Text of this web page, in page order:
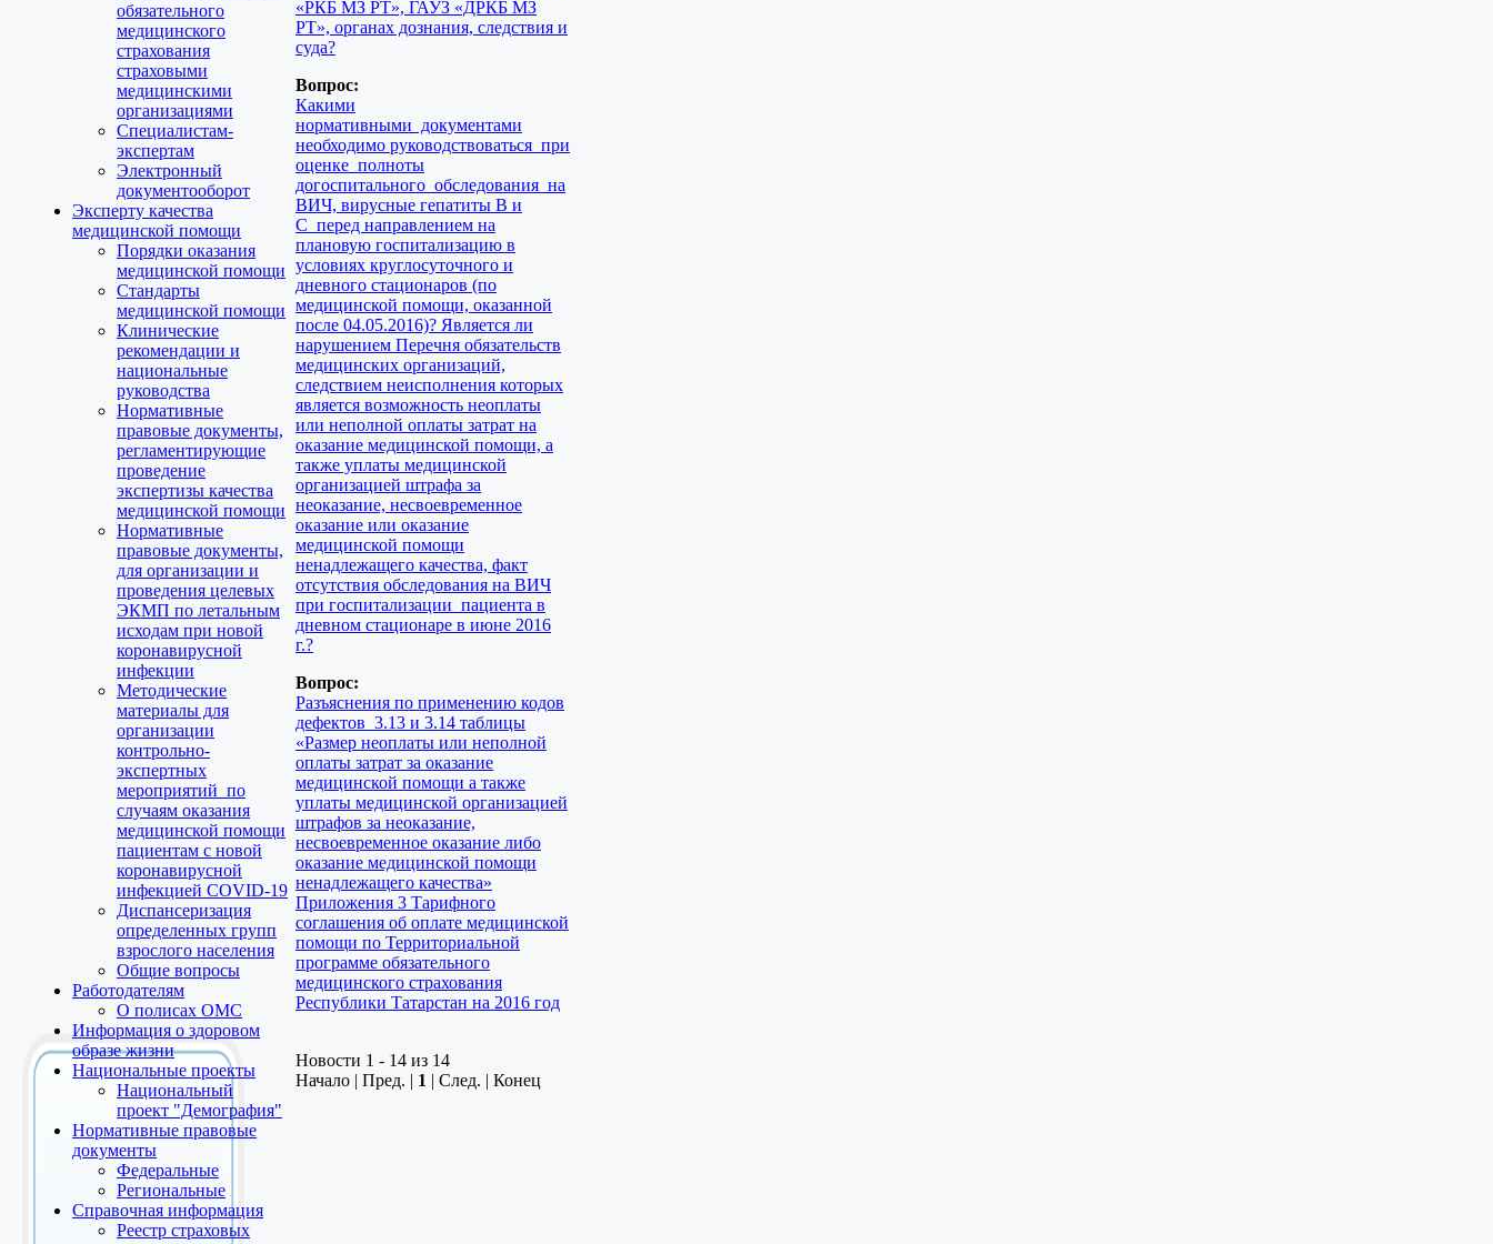
обязательного
медицинского
страхования
страховыми
медицинскими
организациями
Специалистам-
экспертам
Электронный
документооборот
Эксперту качества
медицинской помощи
Порядки оказания
медицинской помощи
Стандарты
медицинской помощи
Клинические
рекомендации и
национальные
руководства
Нормативные
правовые документы,
регламентирующие
проведение
экспертизы качества
медицинской помощи
Нормативные
правовые документы,
для организации и
проведения целевых
ЭКМП по летальным
исходам при новой
коронавирусной
инфекции
Методические
материалы для
организации
контрольно-
экспертных
мероприятий по
случаям оказания
медицинской помощи
пациентам с новой
коронавирусной
инфекцией COVID-19
Диспансеризация
определенных групп
взрослого населения
Общие вопросы
Работодателям
О полисах ОМС
Информация о здоровом
образе жизни
Национальные проекты
Национальный
проект "Демография"
Нормативные правовые
документы
Федеральные
Региональные
Справочная информация
Реестр страховых
«РКБ МЗ РТ», ГАУЗ «ДРКБ МЗ
РТ», органах дознания, следствия и
суда?
Вопрос:
Какими
нормативными документами
необходимо руководствоваться при
оценке полноты
догоспитального обследования на
ВИЧ, вирусные гепатиты В и
С перед направлением на
плановую госпитализацию в
условиях круглосуточного и
дневного стационаров (по
медицинской помощи, оказанной
после 04.05.2016)? Является ли
нарушением Перечня обязательств
медицинских организаций,
следствием неисполнения которых
является возможность неоплаты
или неполной оплаты затрат на
оказание медицинской помощи, а
также уплаты медицинской
организацией штрафа за
неоказание, несвоевременное
оказание или оказание
медицинской помощи
ненадлежащего качества, факт
отсутствия обследования на ВИЧ
при госпитализации пациента в
дневном стационаре в июне 2016
г.?
Вопрос:
Разъяснения по применению кодов
дефектов 3.13 и 3.14 таблицы
«Размер неоплаты или неполной
оплаты затрат за оказание
медицинской помощи а также
уплаты медицинской организацией
штрафов за неоказание,
несвоевременное оказание либо
оказание медицинской помощи
ненадлежащего качества»
Приложения 3 Тарифного
соглашения об оплате медицинской
помощи по Территориальной
программе обязательного
медицинского страхования
Республики Татарстан на 2016 год
Новости 1 - 14 из 14
Начало | Пред. | 1 | След. | Конец